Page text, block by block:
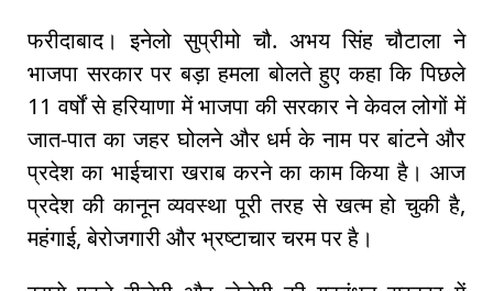
फरीदाबाद। इनेलो सुप्रीमो चौ. अभय सिंह चौटाला ने
भाजपा सरकार पर बड़ा हमला बोलते हुए कहा कि पिछले
11 वर्षों से हरियाणा में भाजपा की सरकार ने केवल लोगों में
जात-पात का जहर घोलने और धर्म के नाम पर बांटने और
प्रदेश का भाईचारा खराब करने का काम किया है। आज
प्रदेश की कानून व्यवस्था पूरी तरह से खत्म हो चुकी है,
महंगाई, बेरोजगारी और भ्रष्टाचार चरम पर है।